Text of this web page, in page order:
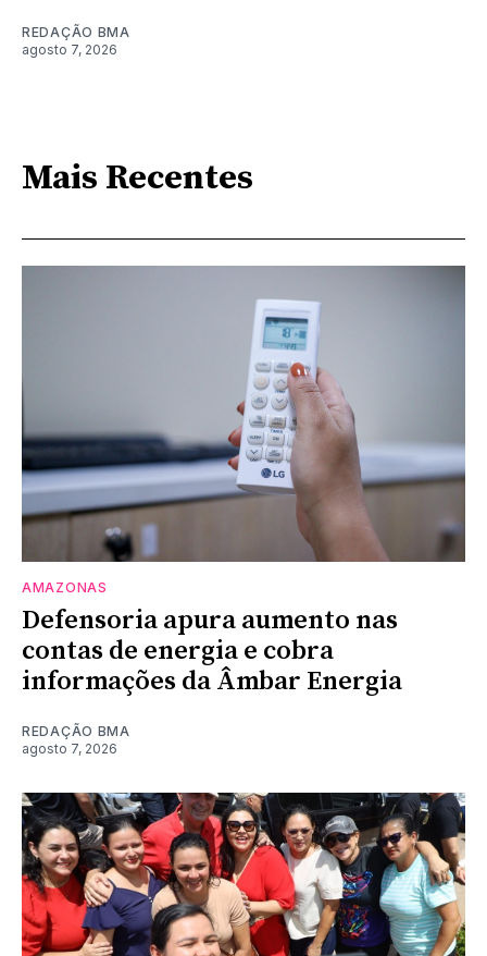
REDAÇÃO BMA
agosto 7, 2026
Mais Recentes
AMAZONAS
Defensoria apura aumento nas
contas de energia e cobra
informações da Âmbar Energia
REDAÇÃO BMA
agosto 7, 2026